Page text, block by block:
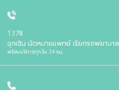
1378
ฉุกเฉิน นัดหมายแพทย์ เรียกรถพยาบาล
พร้อมบริการทุกวัน 24 ชม.